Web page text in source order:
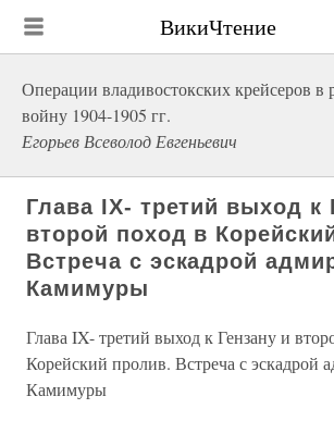
ВикиЧтение
Операции владивостокских крейсеров в
войну 1904-1905 гг.
Егорьев Всеволод Евгеньевич
Глава IX- третий выход к
второй поход в
Встреча с эскадрой
Камимуры
Глава IX- третий выход к Гензану и
Корейский пролив. Встреча с эскадрой
Камимуры